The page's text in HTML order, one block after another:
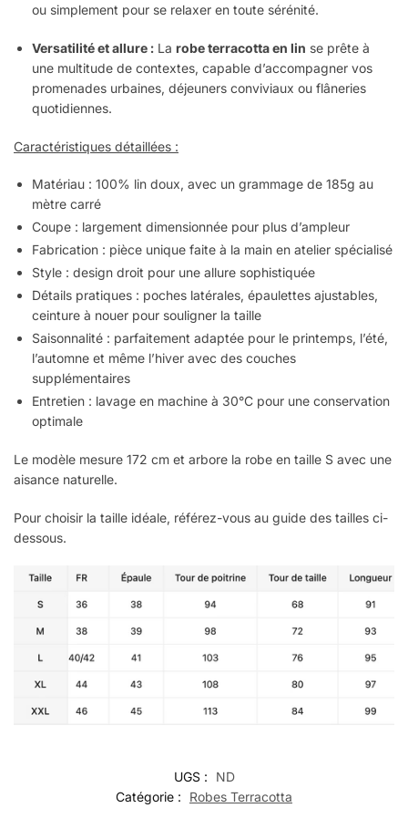
ou simplement pour se relaxer en toute sérénité.
Versatilité et allure : La robe terracotta en lin se prête à
une multitude de contextes, capable d’accompagner vos
promenades urbaines, déjeuners conviviaux ou flâneries
quotidiennes.
Caractéristiques détaillées :
Matériau : 100% lin doux, avec un grammage de 185g au
mètre carré
Coupe : largement dimensionnée pour plus d’ampleur
Fabrication : pièce unique faite à la main en atelier spécialisé
Style : design droit pour une allure sophistiquée
Détails pratiques : poches latérales, épaulettes ajustables,
ceinture à nouer pour souligner la taille
Saisonnalité : parfaitement adaptée pour le printemps, l’été,
l’automne et même l’hiver avec des couches
supplémentaires
Entretien : lavage en machine à 30°C pour une conservation
optimale
Le modèle mesure 172 cm et arbore la robe en taille S avec une
aisance naturelle.
Pour choisir la taille idéale, référez-vous au guide des tailles ci-
dessous.
UGS :
ND
Catégorie :
Robes Terracotta